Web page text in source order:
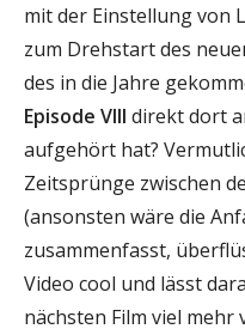
mit der Einstellung von
zum Drehstart des
des in die Jahre
Episode VIII direkt dort
aufgehört hat?
Zeitsprünge zwischen
(ansonsten wäre die
zusammenfasst,
Video cool und lässt
nächsten Film viel mehr